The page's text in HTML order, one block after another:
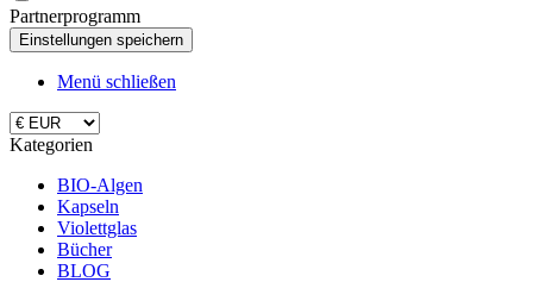
Partnerprogramm
Menü schließen
Kategorien
BIO-Algen
Kapseln
Violettglas
Bücher
BLOG